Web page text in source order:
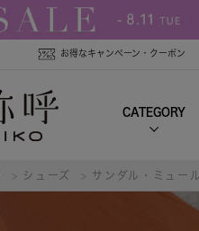
お得なキャンペーン・クーポン
シューズ サンダル・ミュー